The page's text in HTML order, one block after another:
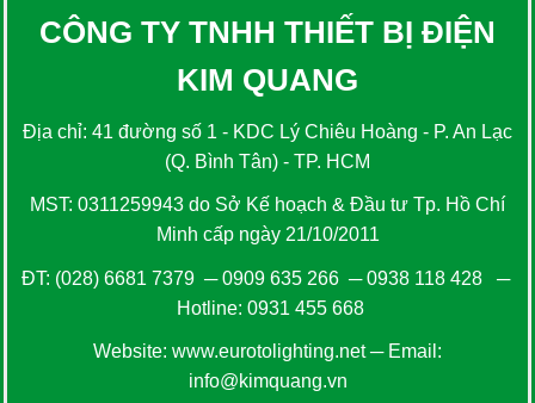
CÔNG TY TNHH THIẾT BỊ ĐIỆN
KIM QUANG
Địa chỉ: 41 đường số 1 - KDC Lý Chiêu Hoàng - P. An Lạc
(Q. Bình Tân) - TP. HCM
MST: 0311259943 do Sở Kế hoạch & Đầu tư Tp. Hồ Chí
Minh cấp ngày 21/10/2011
ĐT: (028) 6681 7379 ─0909 635 266─0938 118 428─
Hotline: 0931 455 668
Website: www.eurotolighting.net─ Email:
info@kimquang.vn